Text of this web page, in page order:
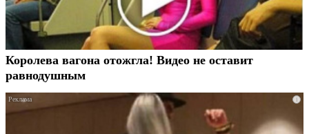
Королева вагона отожгла! Видео не оставит
равнодушным
i